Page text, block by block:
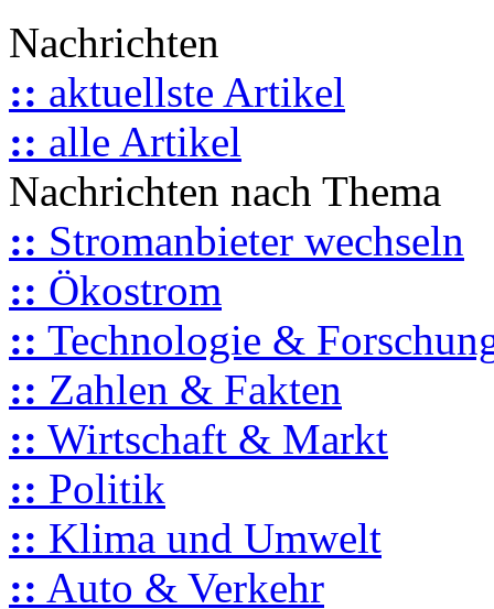
Nachrichten
:: aktuellste Artikel
:: alle Artikel
Nachrichten nach Thema
:: Stromanbieter wechseln
:: Ökostrom
:: Technologie &
:: Zahlen & Fakten
:: Wirtschaft & Markt
:: Politik
:: Klima und Umwelt
:: Auto & Verkehr